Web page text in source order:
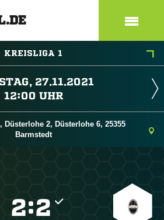
KREISLIGA 1

 
Düsterlohe 2, Düsterlohe 6, 25355
Barmstedt
: